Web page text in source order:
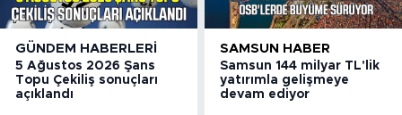
GÜNDEM HABERLERI
5 Ağustos 2026 Şans
Topu Çekiliş sonuçları
açıklandı
SAMSUN HABER
Samsun 144 milyar TL'lik
yatırımla gelişmeye
devam ediyor